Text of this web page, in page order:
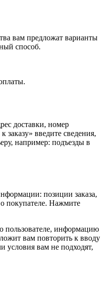
вам предложат варианты
способ.
доставки, номер
введите сведения,
например: подъезды в
позиции заказа,
покупателе. Нажмите
пользователе, информацию
вам повторить к вводу
условия вам не подходят,